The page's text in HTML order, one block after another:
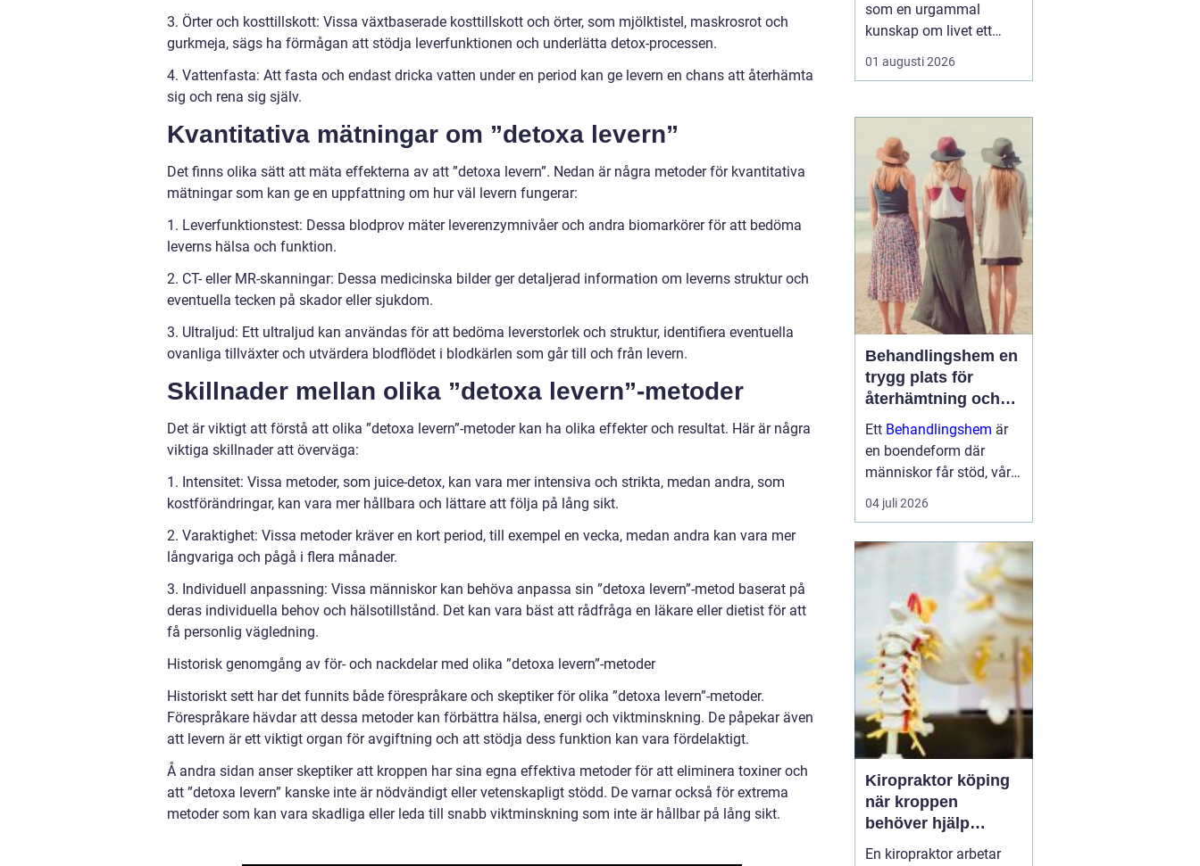
3. Örter och kosttillskott: Vissa växtbaserade kosttillskott och örter, som mjölktistel, maskrosrot och
gurkmeja, sägs ha förmågan att stödja leverfunktionen och underlätta detox-processen.
4. Vattenfasta: Att fasta och endast dricka vatten under en period kan ge levern en chans att återhämta
sig och rena sig själv.
Kvantitativa mätningar om ”detoxa levern”
Det finns olika sätt att mäta effekterna av att ”detoxa levern”. Nedan är några metoder för kvantitativa
mätningar som kan ge en uppfattning om hur väl levern fungerar:
1. Leverfunktionstest: Dessa blodprov mäter leverenzymnivåer och andra biomarkörer för att bedöma
leverns hälsa och funktion.
2. CT- eller MR-skanningar: Dessa medicinska bilder ger detaljerad information om leverns struktur och
eventuella tecken på skador eller sjukdom.
3. Ultraljud: Ett ultraljud kan användas för att bedöma leverstorlek och struktur, identifiera eventuella
ovanliga tillväxter och utvärdera blodflödet i blodkärlen som går till och från levern.
Skillnader mellan olika ”detoxa levern”-metoder
Det är viktigt att förstå att olika ”detoxa levern”-metoder kan ha olika effekter och resultat. Här är några
viktiga skillnader att överväga:
1. Intensitet: Vissa metoder, som juice-detox, kan vara mer intensiva och strikta, medan andra, som
kostförändringar, kan vara mer hållbara och lättare att följa på lång sikt.
2. Varaktighet: Vissa metoder kräver en kort period, till exempel en vecka, medan andra kan vara mer
långvariga och pågå i flera månader.
3. Individuell anpassning: Vissa människor kan behöva anpassa sin ”detoxa levern”-metod baserat på
deras individuella behov och hälsotillstånd. Det kan vara bäst att rådfråga en läkare eller dietist för att
få personlig vägledning.
Historisk genomgång av för- och nackdelar med olika ”detoxa levern”-metoder
Historiskt sett har det funnits både förespråkare och skeptiker för olika ”detoxa levern”-metoder.
Förespråkare hävdar att dessa metoder kan förbättra hälsa, energi och viktminskning. De påpekar även
att levern är ett viktigt organ för avgiftning och att stödja dess funktion kan vara fördelaktigt.
Å andra sidan anser skeptiker att kroppen har sina egna effektiva metoder för att eliminera toxiner och
att ”detoxa levern” kanske inte är nödvändigt eller vetenskapligt stödd. De varnar också för extrema
metoder som kan vara skadliga eller leda till snabb viktminskning som inte är hållbar på lång sikt.
som en urgammal
kunskap om livet ett
praktiskt system för
hälsa som förenar kropp,
stället för att enbart
fokusera på symptom
försöker ayurvedan
förstå varf...
01 augusti 2026
Behandlingshem en
trygg plats för
återhämtning och
förändring
Ett Behandlingshem är
en boendeform där
människor får stöd, vård
och struktur under en
period i livet när det
öppenvården inte räcker.
Målet är att skapa
trygghet, stabilitet och
förutsättni...
04 juli 2026
Kiropraktor köping
när kroppen
behöver hjälp
tillbaka
En kiropraktor arbetar